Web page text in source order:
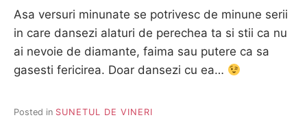
Asa versuri minunate se potrivesc de minune serii
in care dansezi alaturi de perechea ta si stii ca nu
ai nevoie de diamante, faima sau putere ca sa
gasesti fericirea. Doar dansezi cu ea…
Posted in SUNETUL DE VINERI